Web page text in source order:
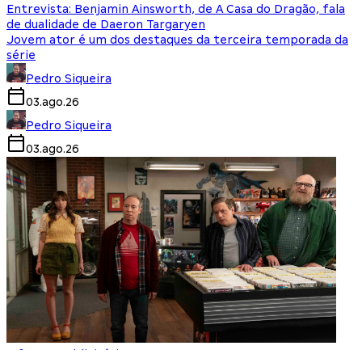
Entrevista: Benjamin Ainsworth, de A Casa do Dragão, fala
de dualidade de Daeron Targaryen
Jovem ator é um dos destaques da terceira temporada da
série
Pedro Siqueira
03.ago.26
Pedro Siqueira
03.ago.26